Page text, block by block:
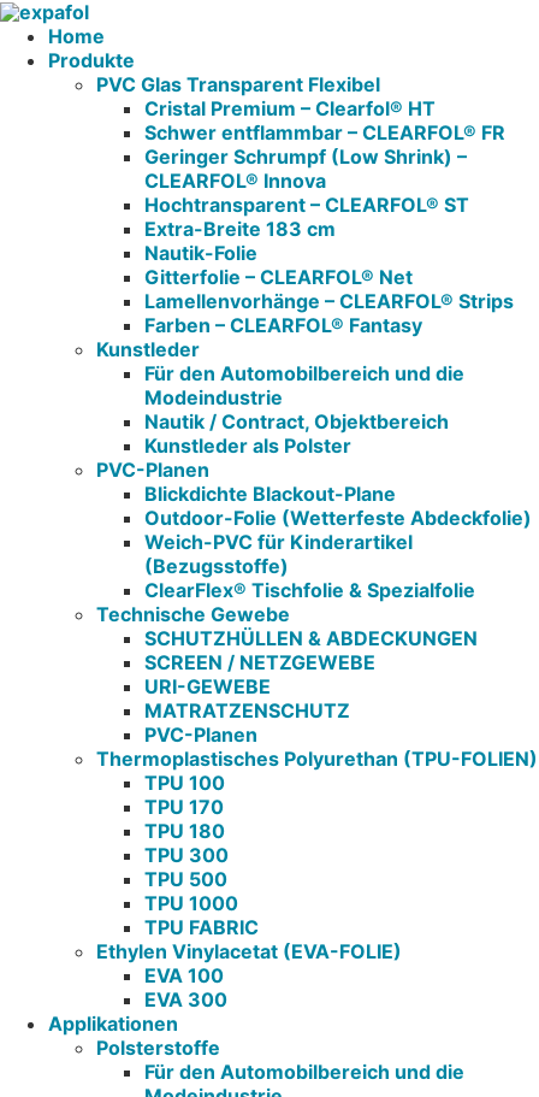
Home
Produkte
PVC Glas Transparent Flexibel
Cristal Premium – Clearfol® HT
Schwer entflammbar – CLEARFOL® FR
Geringer Schrumpf (Low Shrink) –
CLEARFOL® Innova
Hochtransparent – CLEARFOL® ST
Extra-Breite 183 cm
Nautik-Folie
Gitterfolie – CLEARFOL® Net
Lamellenvorhänge – CLEARFOL® Strips
Farben – CLEARFOL® Fantasy
Kunstleder
Für den Automobilbereich und die
Modeindustrie
Nautik / Contract, Objektbereich
Kunstleder als Polster
PVC-Planen
Blickdichte Blackout-Plane
Outdoor-Folie (Wetterfeste Abdeckfolie)
Weich-PVC für Kinderartikel
(Bezugsstoffe)
ClearFlex® Tischfolie & Spezialfolie
Technische Gewebe
SCHUTZHÜLLEN & ABDECKUNGEN
SCREEN / NETZGEWEBE
URI-GEWEBE
MATRATZENSCHUTZ
PVC-Planen
Thermoplastisches Polyurethan (TPU-FOLIEN)
TPU 100
TPU 170
TPU 180
TPU 300
TPU 500
TPU 1000
TPU FABRIC
Ethylen Vinylacetat (EVA-FOLIE)
EVA 100
EVA 300
Applikationen
Polsterstoffe
Für den Automobilbereich und die